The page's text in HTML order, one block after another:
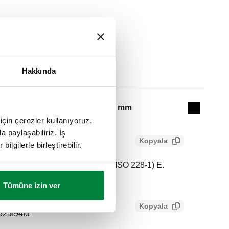
Hakkında
çerezler kullanıyoruz.
paylaşabiliriz. İş
bilgilerle birleştirebilir.
Tümüne izin ver
14 mm
Collapse
Kopyala
Paket bağlantısı: G 1/2" A (ISO 228-1) E.
Kopyala